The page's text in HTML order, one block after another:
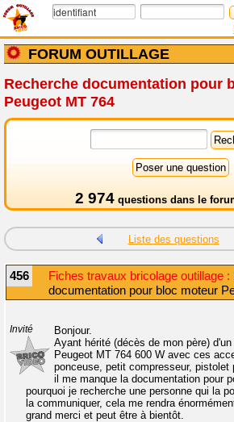
FORUM OUTILLAGE
Recherche documentation pour
Peugeot MT 764
2 974 questions dans le
Liste des questions
456 Fiches travaux bricolage outillage :
documentation pour bloc moteur
Invité
Bonjour.
Ayant hérité (décès de mon père)
Peugeot MT 764 600 W avec ces
ponceuse, petit compresseur, pistolet
il me manque la documentation pour
pourquoi je recherche une personne qui la
la communiquer, cela me rendra
grand merci et peut être à bientôt.